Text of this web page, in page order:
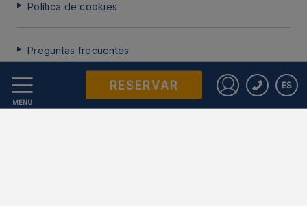
MENÚ
ES
RESERVAR
Política de cookies
Preguntas frecuentes
Protección de datos